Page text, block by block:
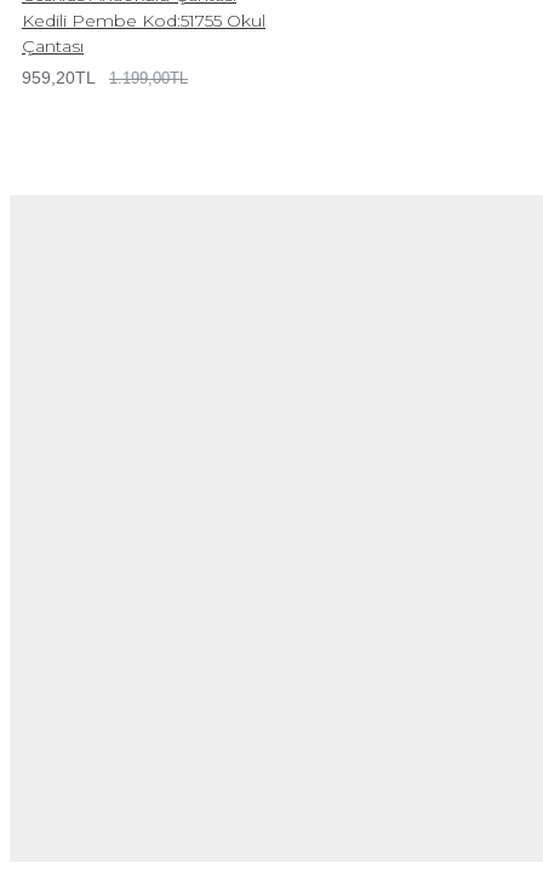
Kedili Pembe Kod:51755 Okul
Çantası
959,20TL 1.199,00TL